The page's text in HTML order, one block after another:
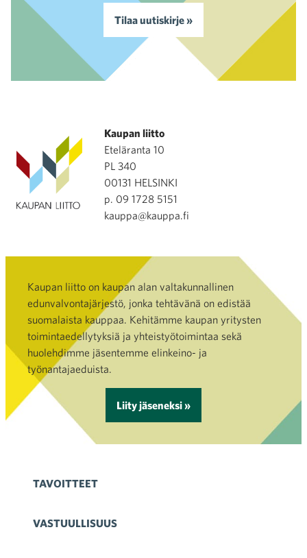
Tilaa uutiskirje »
Kaupan liitto
Eteläranta 10
PL 340
00131 HELSINKI
p. 09 1728 5151
kauppa@kauppa.fi
Kaupan liitto on kaupan alan valtakunnallinen
edunvalvontajärjestö, jonka tehtävänä on edistää
suomalaista kauppaa. Kehitämme kaupan yritysten
toimintaedellytyksiä ja yhteistyötoimintaa sekä
huolehdimme jäsentemme elinkeino- ja
työnantajaeduista.
Liity jäseneksi »
TAVOITTEET
VASTUULLISUUS